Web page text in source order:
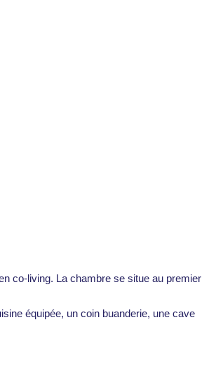
co-living. La chambre se situe au premier
équipée, un coin buanderie, une cave